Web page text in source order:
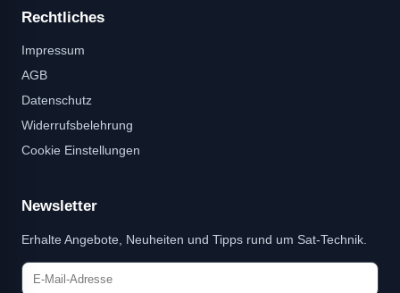
Rechtliches
Impressum
AGB
Datenschutz
Widerrufsbelehrung
Cookie Einstellungen
Newsletter
Erhalte Angebote, Neuheiten und Tipps rund um Sat-Technik.